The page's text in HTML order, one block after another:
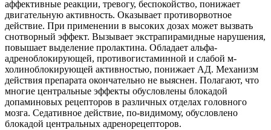
аффективные реакции, тревогу, беспокойство, понижает
двигательную активность. Оказывает противорвотное
действие. При применении в высоких дозах может вызвать
снотворный эффект. Вызывает экстрапирамидные нарушения,
повышает выделение пролактина. Обладает альфа-
адреноблокирующей, противогистаминной и слабой м-
холиноблокирующей активностью, понижает АД. Механизм
действия препарата окончательно не выяснен. Полагают, что
многие центральные эффекты обусловлены блокадой
допаминовых рецепторов в различных отделах головного
мозга. Седативное действие, по-видимому, обусловлено
блокадой центральных адренорецепторов.